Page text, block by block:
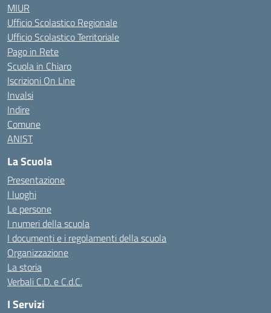
MIUR
Ufficio Scolastico Regionale
Ufficio Scolastico Territoriale
Pago in Rete
Scuola in Chiaro
Iscrizioni On Line
Invalsi
Indire
Comune
ANIST
La Scuola
Presentazione
I luoghi
Le persone
I numeri della scuola
I documenti e i regolamenti della scuola
Organizzazione
La storia
Verbali C.D. e C.d.C.
I Servizi